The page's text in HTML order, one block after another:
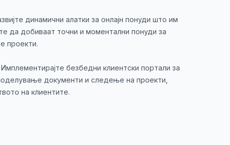
динамични алатки за онлајн понуди што им
да добиваат точни и моментални понуди за
проекти.
Имплементирајте безбедни клиентски портали за
документи и следење на проекти,
на клиентите.